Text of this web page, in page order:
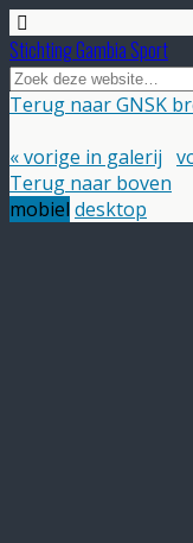
Stichting Gambia Sport
Terug naar GNSK
« vorige in galerij
Terug naar boven
mobiel desktop